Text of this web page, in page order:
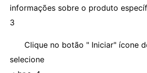
informações sobre o produto
3
Clique no botão " Iniciar" ícone
selecione